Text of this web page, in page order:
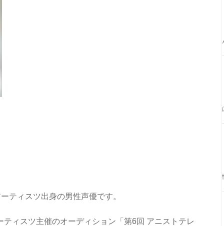
ティスツ出身の男性声優です。
ィスツ主催のオーディション「第6回 アニストテレ